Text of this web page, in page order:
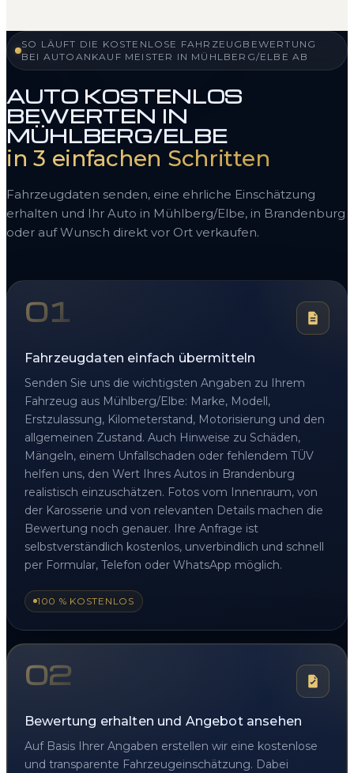
SO LÄUFT DIE KOSTENLOSE FAHRZEUGBEWERTUNG
BEI AUTOANKAUF MEISTER IN MÜHLBERG/ELBE AB
AUTO KOSTENLOS
BEWERTEN IN
MÜHLBERG/ELBE
in 3 einfachen Schritten
Fahrzeugdaten senden, eine ehrliche Einschätzung
erhalten und Ihr Auto in Mühlberg/Elbe, in Brandenburg
oder auf Wunsch direkt vor Ort verkaufen.
01
Fahrzeugdaten einfach übermitteln
Senden Sie uns die wichtigsten Angaben zu Ihrem
Fahrzeug aus Mühlberg/Elbe: Marke, Modell,
Erstzulassung, Kilometerstand, Motorisierung und den
allgemeinen Zustand. Auch Hinweise zu Schäden,
Mängeln, einem Unfallschaden oder fehlendem TÜV
helfen uns, den Wert Ihres Autos in Brandenburg
realistisch einzuschätzen. Fotos vom Innenraum, von
der Karosserie und von relevanten Details machen die
Bewertung noch genauer. Ihre Anfrage ist
selbstverständlich kostenlos, unverbindlich und schnell
per Formular, Telefon oder WhatsApp möglich.
100 % KOSTENLOS
02
Bewertung erhalten und Angebot ansehen
Auf Basis Ihrer Angaben erstellen wir eine kostenlose
und transparente Fahrzeugeinschätzung. Dabei